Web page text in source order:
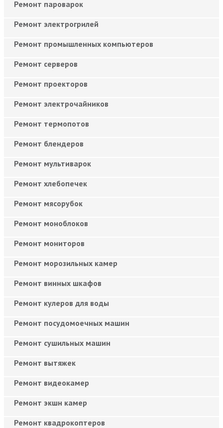
Ремонт пароварок
Ремонт электрогрилей
Ремонт промышленных компьютеров
Ремонт серверов
Ремонт проекторов
Ремонт электрочайников
Ремонт термопотов
Ремонт блендеров
Ремонт мультиварок
Ремонт хлебопечек
Ремонт мясорубок
Ремонт моноблоков
Ремонт мониторов
Ремонт морозильных камер
Ремонт винных шкафов
Ремонт кулеров для воды
Ремонт посудомоечных машин
Ремонт сушильных машин
Ремонт вытяжек
Ремонт видеокамер
Ремонт экшн камер
Ремонт квадрокоптеров